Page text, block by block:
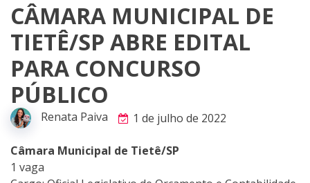
CÂMARA MUNICIPAL DE
TIETÊ/SP ABRE EDITAL
PARA CONCURSO
PÚBLICO
Renata Paiva 1 de julho de 2022
Câmara Municipal de Tietê/SP
1 vaga